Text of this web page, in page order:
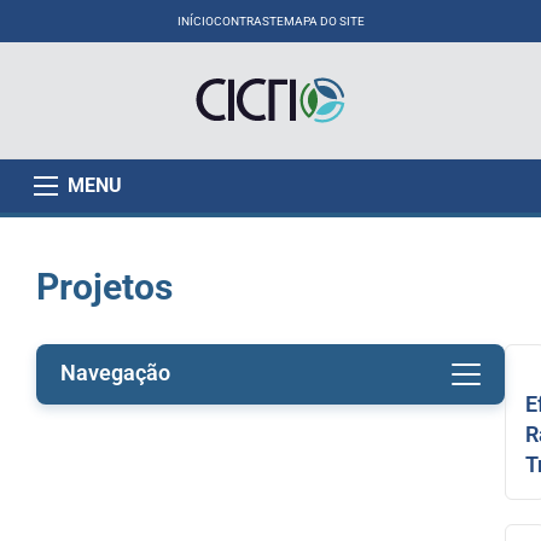
INÍCIOCONTRASTEMAPA DO SITE
MENU
Projetos
Navegação